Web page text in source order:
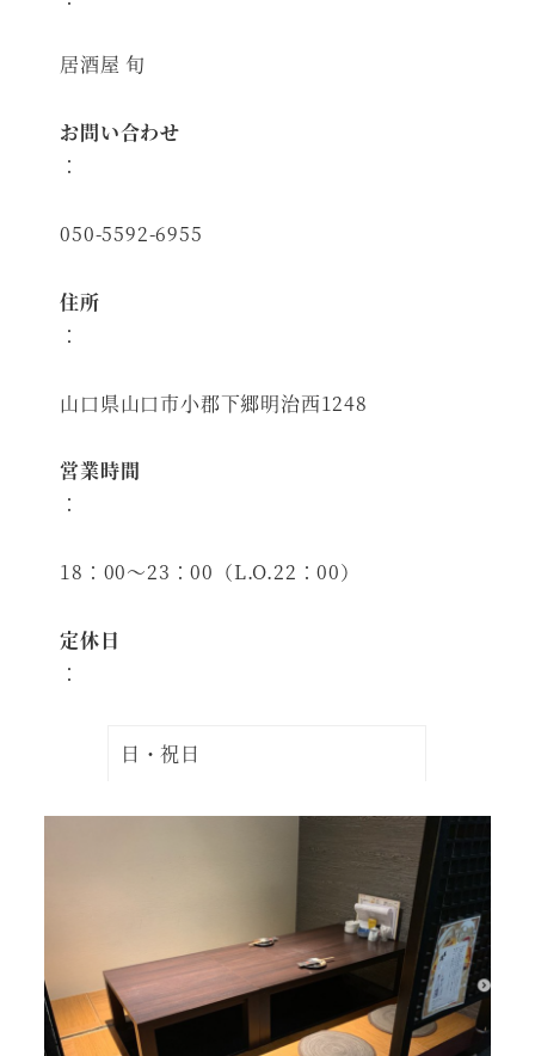
居酒屋 旬
お問い合わせ
：
050-5592-6955
住所
：
山口県山口市小郡下郷明治西1248
営業時間
：
18：00～23：00（L.O.22：00）
定休日
：
日・祝日